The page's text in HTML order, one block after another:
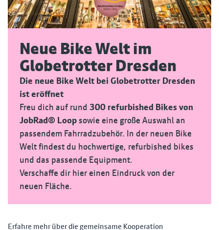
Neue Bike Welt im
Globetrotter Dresden
Die neue Bike Welt bei Globetrotter Dresden
ist eröffnet
Freu dich auf rund 300 refurbished Bikes von
JobRad® Loopsowie eine große Auswahl an
passendem Fahrradzubehör. In der neuen Bike
Welt findest du hochwertige, refurbished bikes
und das passende Equipment.
Verschaffe dir hier einen Eindruck von der
neuen Fläche.
Erfahre mehr über die gemeinsame Kooperation